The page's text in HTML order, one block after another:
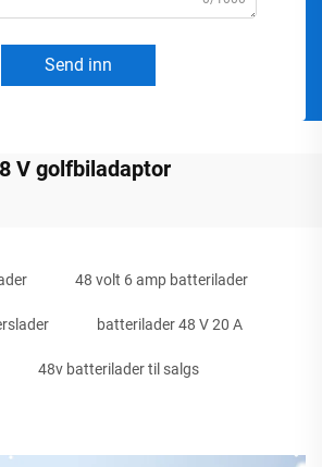
Send inn
V golfbiladaptor
48 volt 6 amp batterilader
batterilader 48 V 20 A
48v batterilader til salgs